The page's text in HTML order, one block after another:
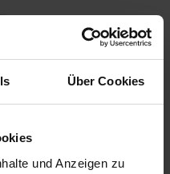
Über Cookies
und Anzeigen zu